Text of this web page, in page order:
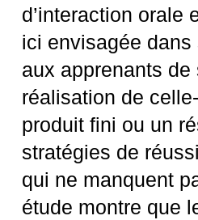
d’interaction orale
ici envisagée
aux apprenants
réalisation de
produit fini ou un
stratégies de
qui ne manquent
étude montre que